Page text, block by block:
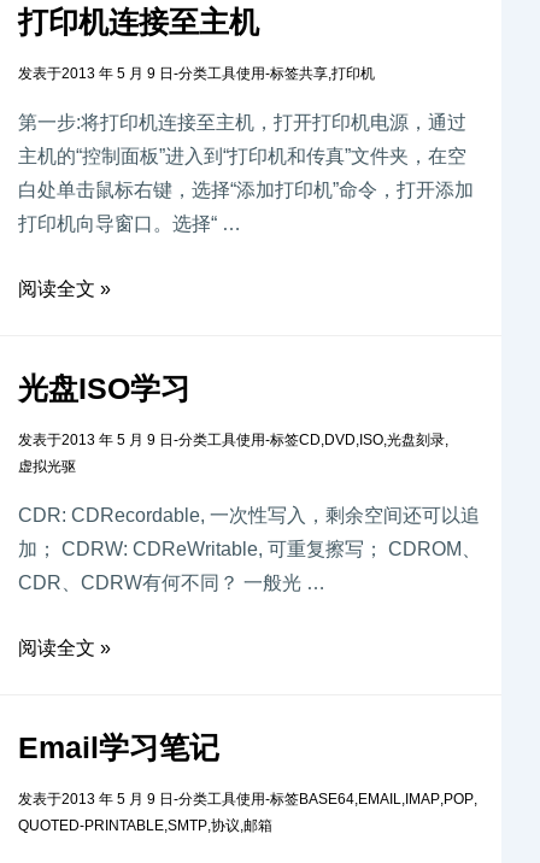
打印机连接至主机
发表于2013 年 5 月 9 日 -分类工具使用-标签共享,打印机
第一步:将打印机连接至主机，打开打印机电源，通过
主机的“控制面板”进入到“打印机和传真”文件夹，在空
白处单击鼠标右键，选择“添加打印机”命令，打开添加
打印机向导窗口。选择“ …
阅读全文 »
光盘ISO学习
发表于2013 年 5 月 9 日 -分类工具使用-标签CD,DVD, ISO,光盘刻录,
虚拟光驱
CDR: CDRecordable, 一次性写入，剩余空间还可以追
加； CDRW: CDReWritable, 可重复擦写； CDROM、
CDR、CDRW有何不同？ 一般光 …
阅读全文 »
Email学习笔记
发表于2013 年 5 月 9 日 -分类工具使用-标签BASE64,EMAIL, IMAP,POP,
QUOTED-PRINTABLE,SMTP,协议,邮箱